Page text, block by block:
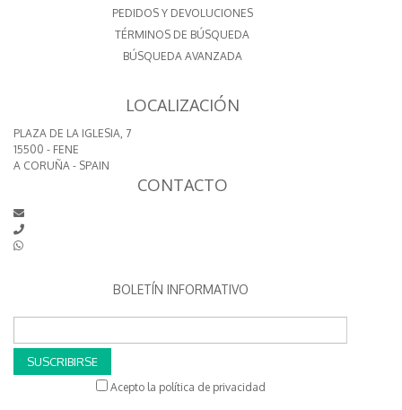
PEDIDOS Y DEVOLUCIONES
TÉRMINOS DE BÚSQUEDA
BÚSQUEDA AVANZADA
LOCALIZACIÓN
PLAZA DE LA IGLESIA, 7
15500 - FENE
A CORUÑA - SPAIN
CONTACTO
BOLETÍN INFORMATIVO
SUSCRIBIRSE
Acepto la política de privacidad